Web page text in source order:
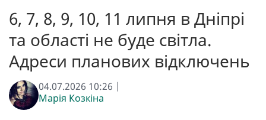
6, 7, 8, 9, 10, 11 липня в Дніпрі
та області не буде світла.
Адреси планових відключень
04.07.2026 10:26 |
Марія Козкіна